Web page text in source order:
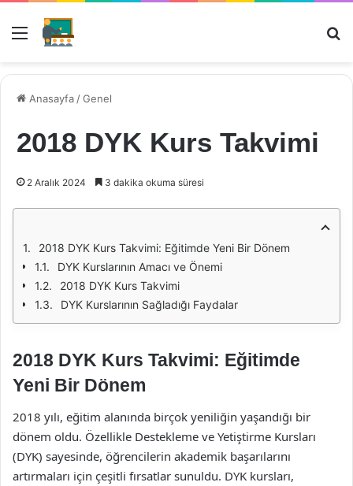
Menü
Anasayfa /Genel
2018 DYK Kurs Takvimi
2 Aralık 2024 3 dakika okuma süresi
2018 DYK Kurs Takvimi: Eğitimde Yeni Bir Dönem
DYK Kurslarının Amacı ve Önemi
2018 DYK Kurs Takvimi
DYK Kurslarının Sağladığı Faydalar
2018 DYK Kurs Takvimi: Eğitimde
Yeni Bir Dönem
2018 yılı, eğitim alanında birçok yeniliğin yaşandığı bir
dönem oldu. Özellikle Destekleme ve Yetiştirme Kursları
(DYK) sayesinde, öğrencilerin akademik başarılarını
artırmaları için çeşitli fırsatlar sunuldu. DYK kursları,